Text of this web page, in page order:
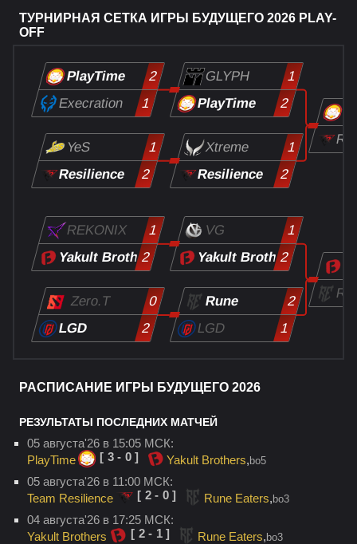
ТУРНИРНАЯ СЕТКА ИГРЫ БУДУЩЕГО 2026 PLAY-
OFF
PlayTime
2
Execration
1
YeS
1
Resilience
2
GLYPH
1
PlayTime
2
Xtreme
1
Resilience
2
REKONIX
1
Yakult Brothers
2
Zero.T
0
LGD
2
VG
1
Yakult Brothers
2
Rune
2
LGD
1
РАСПИСАНИЕ ИГРЫ БУДУЩЕГО 2026
РЕЗУЛЬТАТЫ ПОСЛЕДНИХ МАТЧЕЙ
05 августа'26 в 15:05 МСК:
PlayTime
[3-0] Yakult Brothers, bo5
05 августа'26 в 11:00 МСК:
Team Resilience
[2-0] Rune Eaters, bo3
04 августа'26 в 17:25 МСК:
Yakult Brothers
[2-1] Rune Eaters, bo3